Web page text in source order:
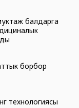
балдарга
борбор
технологиясы